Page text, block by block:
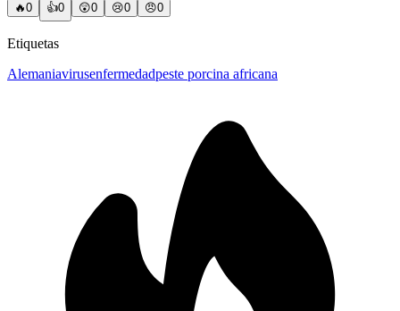
🔥0 👍0 😲0 😢0 😠0
Etiquetas
Alemaniavirusenfermedadpeste porcina africana